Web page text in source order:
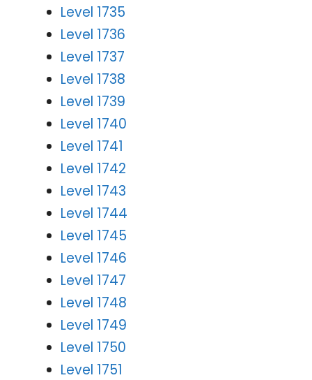
Level 1735
Level 1736
Level 1737
Level 1738
Level 1739
Level 1740
Level 1741
Level 1742
Level 1743
Level 1744
Level 1745
Level 1746
Level 1747
Level 1748
Level 1749
Level 1750
Level 1751